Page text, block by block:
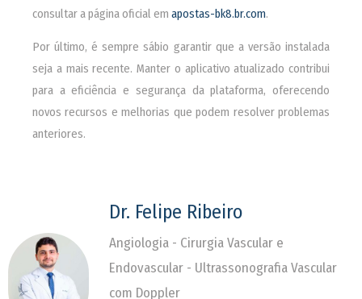
consultar a página oficial em apostas-bk8.br.com.
Por último, é sempre sábio garantir que a versão instalada
seja a mais recente. Manter o aplicativo atualizado contribui
para a eficiência e segurança da plataforma, oferecendo
novos recursos e melhorias que podem resolver problemas
anteriores.
Dr. Felipe Ribeiro
Angiologia - Cirurgia Vascular e
Endovascular - Ultrassonografia Vascular
com Doppler